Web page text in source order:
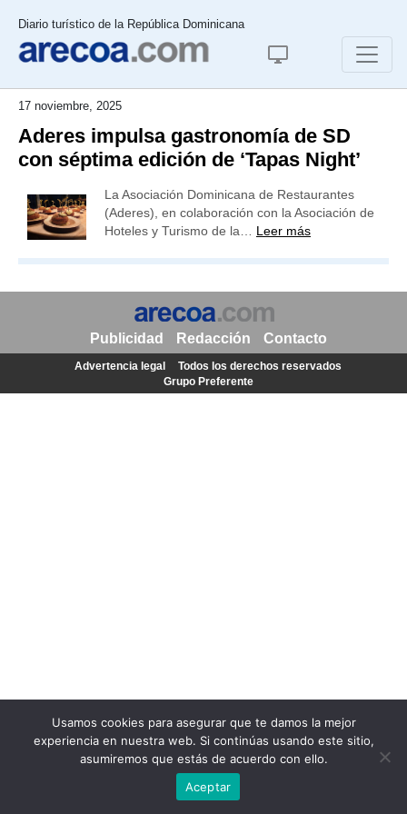
Diario turístico de la República Dominicana
17 noviembre, 2025
Aderes impulsa gastronomía de SD
con séptima edición de ‘Tapas Night’
La Asociación Dominicana de Restaurantes
(Aderes), en colaboración con la Asociación de
Hoteles y Turismo de la… Leer más
Usamos cookies para asegurar que te damos la mejor
experiencia en nuestra web. Si continúas usando este sitio,
asumiremos que estás de acuerdo con ello.
Aceptar
Publicidad Redacción Contacto
Advertencia legal
Todos los derechos reservados
Grupo Preferente